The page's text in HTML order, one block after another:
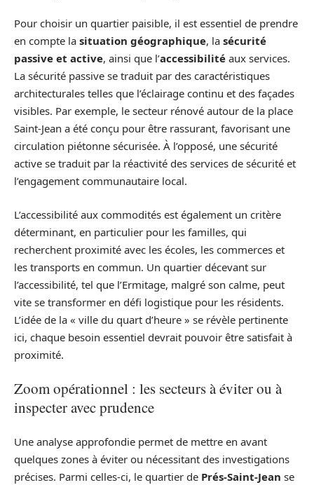
Pour choisir un quartier paisible, il est essentiel de prendre
en compte la situation géographique, la sécurité
passive et active, ainsi que l’accessibilité aux services.
La sécurité passive se traduit par des caractéristiques
architecturales telles que l’éclairage continu et des façades
visibles. Par exemple, le secteur rénové autour de la place
Saint-Jean a été conçu pour être rassurant, favorisant une
circulation piétonne sécurisée. À l’opposé, une sécurité
active se traduit par la réactivité des services de sécurité et
l’engagement communautaire local.
L’accessibilité aux commodités est également un critère
déterminant, en particulier pour les familles, qui
recherchent proximité avec les écoles, les commerces et
les transports en commun. Un quartier décevant sur
l’accessibilité, tel que l’Ermitage, malgré son calme, peut
vite se transformer en défi logistique pour les résidents.
L’idée de la « ville du quart d’heure » se révèle pertinente
ici, chaque besoin essentiel devrait pouvoir être satisfait à
proximité.
Zoom opérationnel : les secteurs à éviter ou à
inspecter avec prudence
Une analyse approfondie permet de mettre en avant
quelques zones à éviter ou nécessitant des investigations
précises. Parmi celles-ci, le quartier de Prés-Saint-Jean se